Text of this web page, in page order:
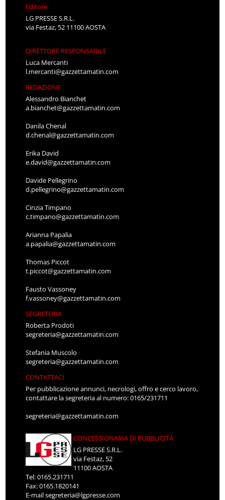
Editore
LG PRESSE S.R.L.
via Festaz, 52 11100 AOSTA
DIRETTORE RESPONSABILE
Luca Mercanti
l.mercanti@gazzettamatin.com
REDAZIONE
Alessandro Bianchet
a.bianchet@gazzettamatin.com
Danila Chenal
d.chenal@gazzettamatin.com
Erika David
e.david@gazzettamatin.com
Davide Pellegrino
d.pellegrino@gazzettamatin.com
Cinzia Timpano
c.timpano@gazzettamatin.com
Arianna Papalia
a.papalia@gazzettamatin.com
Thomas Piccot
t.piccot@gazzettamatin.com
Fausto Vassoney
f.vassoney@gazzettamatin.com
SEGRETERIA
Roberta Prodoti
segreteria@gazzettamatin.com
Stefania Muscolo
segreteria@gazzettamatin.com
CONTATTACI
Per pubblicazione annunci, necrologi, offro e cerco lavoro,
contattare la segreteria al numero: 0165/231711
segreteria@gazzettamatin.com
CONCESSIONARIA DI PUBBLICITÀ
LG PRESSE S.R.L.
via Festaz, 52
11100 AOSTA
Tel: 0165.231711
Fax: 0165.1820141
E-mailsegreteria@lgpresse.com